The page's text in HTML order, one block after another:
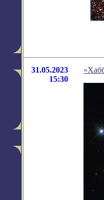
31.05.2023
15:30